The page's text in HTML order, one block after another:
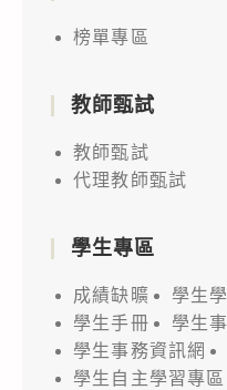
榜單專區
教師甄試
教師甄試
代理教師甄試
學生專區
成績缺曠
學生
學生手冊
學生
學生事務資訊網
學生自主學習專區